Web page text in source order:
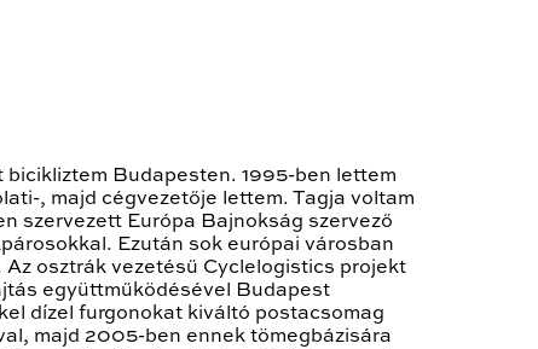
Budapesten. 1995-ben lettem
, majd cégvezetője lettem. Tagja voltam
szervezett Európa Bajnokság szervező
Ezután sok európai városban
osztrák vezetésű Cyclelogistics projekt
együttműködésével Budapest
dízel furgonokat kiváltó postacsomag
majd 2005-ben ennek tömegbázisára